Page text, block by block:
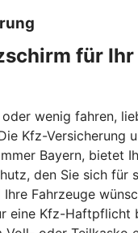
für
wenig fahren,
Kfz-Versicherung
Bayern, bietet
den Sie sich für
Fahrzeuge
eine Kfz-Haftpflicht